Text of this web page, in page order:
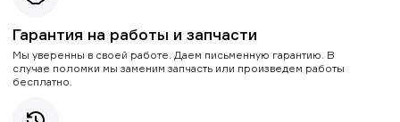
Гарантия на работы и запчасти
Мы уверенны в своей работе. Даем письменную гарантию. В
случае поломки мы заменим запчасть или произведем работы
бесплатно.